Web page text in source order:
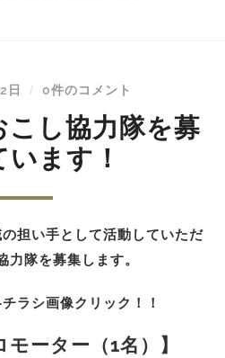
日 / 0件のコメント
こし協力隊を募
ます！
担い手として活動していただ
力隊を募集します。
ラシ画像クリック！！
モーター（1名）】